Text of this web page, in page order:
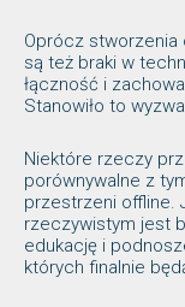
Oprócz
są też braki w
łączność i
Stanowiło to
Niektóre rzeczy
porównywalne z
przestrzeni offline.
rzeczywistym jest
edukację i
których finalnie